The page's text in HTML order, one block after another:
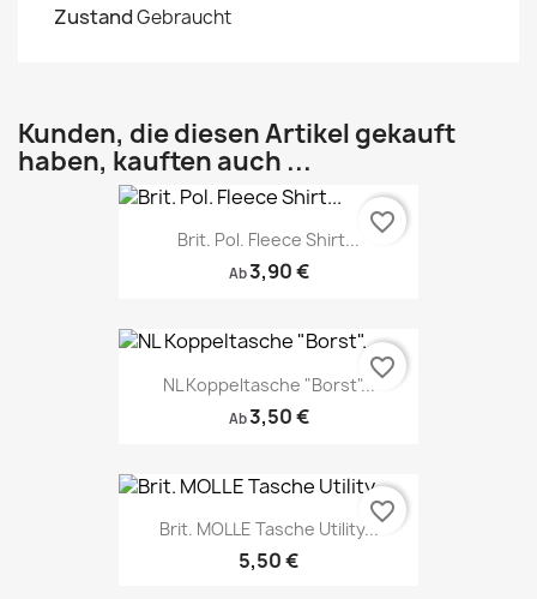
ZustandGebraucht
Kunden, die diesen Artikel gekauft
haben, kauften auch ...
Brit. Pol. Fleece Shirt...
Ab3,90 €
favorite_border
NL Koppeltasche "Borst"...
Ab3,50 €
favorite_border
Brit. MOLLE Tasche Utility...
5,50 €
favorite_border